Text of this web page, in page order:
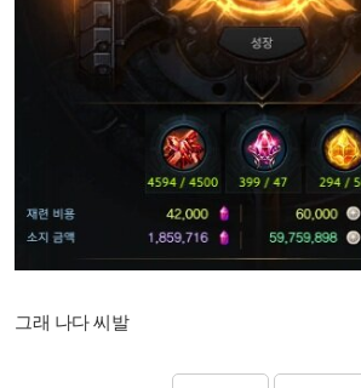
그래 나다 씨발